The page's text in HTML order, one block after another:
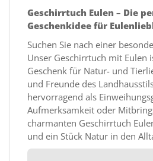
Geschirrtuch Eulen – Die
Geschenkidee für
Suchen Sie nach einer
Unser Geschirrtuch mit Eulen
Geschenk für Natur- und
und Freunde des
hervorragend als
Aufmerksamkeit oder
charmanten Geschirrtuch
und ein Stück Natur in den